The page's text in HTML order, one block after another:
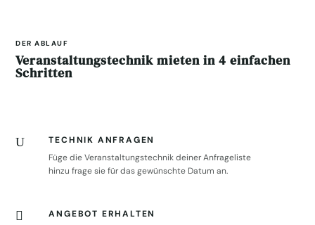
DER ABLAUF
Veranstaltungstechnik mieten in 4 einfachen
Schritten
U
TECHNIK ANFRAGEN
Füge die Veranstaltungstechnik deiner Anfrageliste
hinzu frage sie für das gewünschte Datum an.

ANGEBOT ERHALTEN